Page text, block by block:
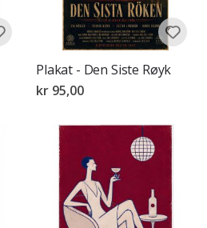
Plakat - Den Siste Røyk
kr 95,00